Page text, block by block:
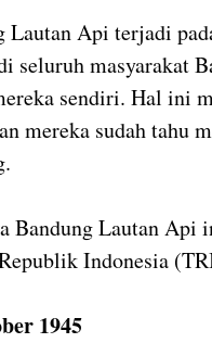
Lautan Api terjadi
seluruh masyarakat
sendiri. Hal ini
mereka sudah tahu
Bandung Lautan Api
Indonesia
1945